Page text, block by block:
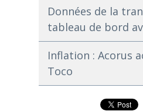
Données de la
tableau de bord
Inflation : Acorus
Toco